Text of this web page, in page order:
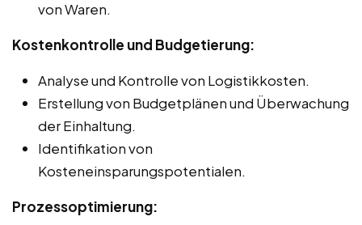
von Waren.
Kostenkontrolle und Budgetierung:
Analyse und Kontrolle von Logistikkosten.
Erstellung von Budgetplänen und Überwachung
der Einhaltung.
Identifikation von
Kosteneinsparungspotentialen.
Prozessoptimierung: